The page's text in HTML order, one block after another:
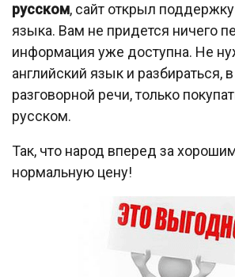
русском, сайт открыл
языка. Вам не придется ничего
информация уже доступна. Не
английский язык и разбираться,
разговорной речи, только
русском.
Так, что народ вперед за
нормальную цену!